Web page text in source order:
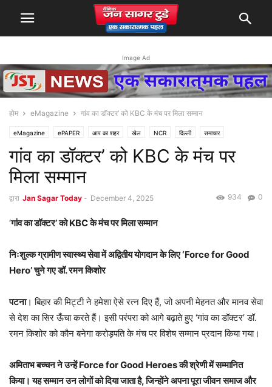
Image Ad
होम eMagazine गांव का डॉक्टर’ को KBC के मंच पर मिला सम्मान
eMagazine ePAPER आप का शहर खेल NCR दिल्ली समाचार
गांव का डॉक्टर’ को KBC के मंच पर
मिला सम्मान
द्वारा Jan Sagar Today - December 4, 2025 0
934
‘गांव का डॉक्टर’ को KBC के मंच पर मिला सम्मान
निःशुल्क ग्रामीण स्वास्थ्य सेवा में अद्वितीय योगदान के लिए ‘Force for Good
Hero’ चुने गए डॉ. रमन किशोर
पटना। बिहार की मिट्टी ने हमेशा ऐसे रत्न दिए हैं, जो अपनी मेहनत और मानव सेवा
से देश का सिर ऊँचा करते हैं। इसी परंपरा को आगे बढ़ाते हुए ‘गांव का डॉक्टर’ डॉ.
रमन किशोर को कौन बनेगा करोड़पति के मंच पर विशेष सम्मान प्रदान किया गया।
अमिताभ बच्चन ने उन्हें Force for Good Heroes की श्रेणी में सम्मानित
किया। यह सम्मान उन लोगों को दिया जाता है, जिन्होंने अपना पूरा जीवन समाज और